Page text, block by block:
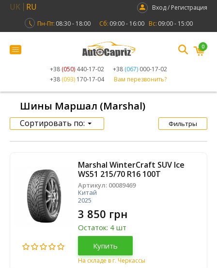
UK RU
Вход / Регистрация
Пн-Пт: 08:30 - 18:00 Сб: 09:00 - 16:00 Вс: 09:00 - 15:00
+38 (050) 440-17-02 +38 (067) 000-17-02
+38 (093) 170-17-04 Вам перезвонить?
0
Шины Маршал (Marshal)
Сортировать по: Фильтры
Marshal WinterCraft SUV Ice
WS51 215/70 R16 100T
Артикул: 00089469
Китай
2025
3 850 грн
Остаток: 4 шт
Купить
На складе в г. Черкассы